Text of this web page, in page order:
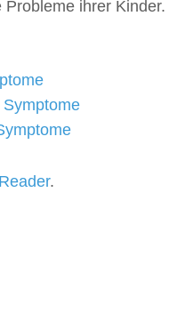
ihrer
.